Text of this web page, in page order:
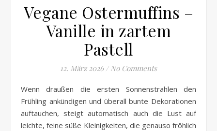
Vegane Ostermuffins –
Vanille in zartem
Pastell
12. März 2026 / No Comments
Wenn draußen die ersten Sonnenstrahlen den
Frühling ankündigen und überall bunte Dekorationen
auftauchen, steigt automatisch auch die Lust auf
leichte, feine süße Kleinigkeiten, die genauso fröhlich